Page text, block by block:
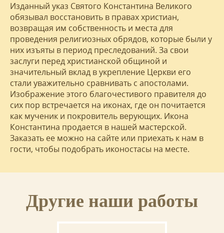
Изданный указ Святого Константина Великого
обязывал восстановить в правах христиан,
возвращая им собственность и места для
проведения религиозных обрядов, которые были у
них изъяты в период преследований. За свои
заслуги перед христианской общиной и
значительный вклад в укрепление Церкви его
стали уважительно сравнивать с апостолами.
Изображение этого благочестивого правителя до
сих пор встречается на иконах, где он почитается
как мученик и покровитель верующих. Икона
Константина продается в нашей мастерской.
Заказать ее можно на сайте или приехать к нам в
гости, чтобы подобрать иконостасы на месте.
Другие наши работы